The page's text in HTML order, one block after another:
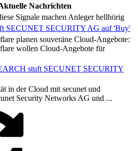
Nachrichten
Signale machen Anleger hellhörig
SECUNET SECURITY AG auf 'Buy'
planen souveräne Cloud-Angebote:
wollen Cloud-Angebote für
stuft SECUNET SECURITY
in der Cloud mit secunet und
Security Networks AG und ...